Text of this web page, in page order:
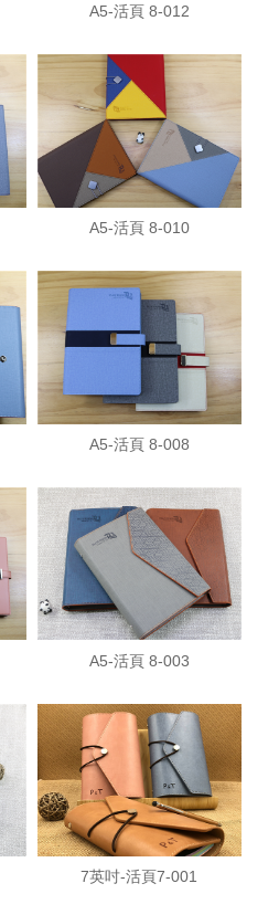
A5-活頁 8-012
A5-活頁 8-010
A5-活頁 8-008
A5-活頁 8-003
7英吋-活頁7-001